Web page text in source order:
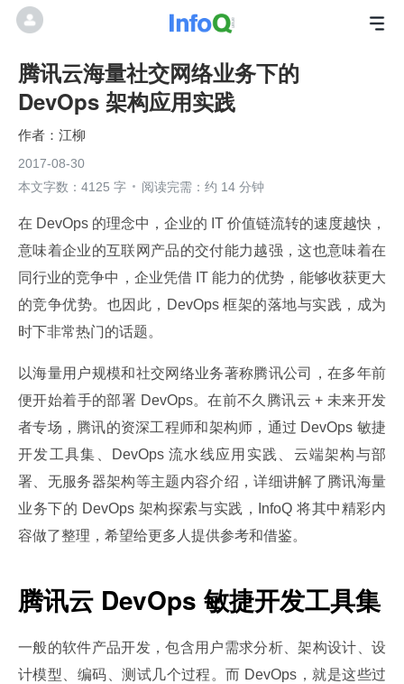
腾讯云海量社交网络业务下的
DevOps 架构应用实践
江柳
2017-08-30
本文字数：4125 字
阅读完需：约 14 分钟
在 DevOps 的理念中，企业的 IT 价值链流转的速度越快，
意味着企业的互联网产品的交付能力越强，这也意味着在
同行业的竞争中，企业凭借 IT 能力的优势，能够收获更大
的竞争优势。也因此，DevOps 框架的落地与实践，成为
时下非常热门的话题。
以海量用户规模和社交网络业务著称腾讯公司，在多年前
便开始着手的部署 DevOps。在前不久腾讯云 + 未来开发
者专场，腾讯的资深工程师和架构师，通过 DevOps 敏捷
开发工具集、DevOps 流水线应用实践、云端架构与部
署、无服务器架构等主题内容介绍，详细讲解了腾讯海量
业务下的 DevOps 架构探索与实践，InfoQ 将其中精彩内
容做了整理，希望给更多人提供参考和借鉴。
腾讯云 DevOps 敏捷开发工具集
一般的软件产品开发，包含用户需求分析、架构设计、设
计模型、编码、测试几个过程。而 DevOps，就是这些过